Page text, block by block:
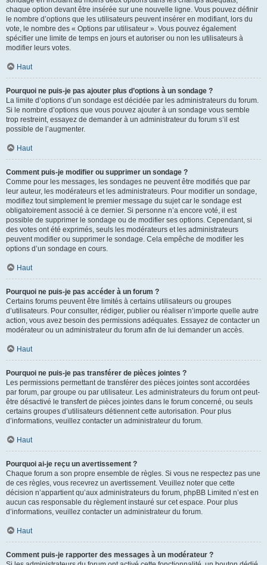
chaque option devant être insérée sur une nouvelle ligne. Vous pouvez définir
le nombre d’options que les utilisateurs peuvent insérer en modifiant, lors du
vote, le nombre des « Options par utilisateur ». Vous pouvez également
spécifier une limite de temps en jours et autoriser ou non les utilisateurs à
modifier leurs votes.
Haut
Pourquoi ne puis-je pas ajouter plus d’options à un sondage ?
La limite d’options d’un sondage est décidée par les administrateurs du forum.
Si le nombre d’options que vous pouvez ajouter à un sondage vous semble
trop restreint, essayez de demander à un administrateur du forum s’il est
possible de l’augmenter.
Haut
Comment puis-je modifier ou supprimer un sondage ?
Comme pour les messages, les sondages ne peuvent être modifiés que par
leur auteur, les modérateurs et les administrateurs. Pour modifier un sondage,
modifiez tout simplement le premier message du sujet car le sondage est
obligatoirement associé à ce dernier. Si personne n’a encore voté, il est
possible de supprimer le sondage ou de modifier ses options. Cependant, si
des votes ont été exprimés, seuls les modérateurs et les administrateurs
peuvent modifier ou supprimer le sondage. Cela empêche de modifier les
options d’un sondage en cours.
Haut
Pourquoi ne puis-je pas accéder à un forum ?
Certains forums peuvent être limités à certains utilisateurs ou groupes
d’utilisateurs. Pour consulter, rédiger, publier ou réaliser n’importe quelle autre
action, vous avez besoin des permissions adéquates. Essayez de contacter un
modérateur ou un administrateur du forum afin de lui demander un accès.
Haut
Pourquoi ne puis-je pas transférer de pièces jointes ?
Les permissions permettant de transférer des pièces jointes sont accordées
par forum, par groupe ou par utilisateur. Les administrateurs du forum ont peut-
être désactivé le transfert de pièces jointes dans le forum concerné, ou seuls
certains groupes d’utilisateurs détiennent cette autorisation. Pour plus
d’informations, veuillez contacter un administrateur du forum.
Haut
Pourquoi ai-je reçu un avertissement ?
Chaque forum a son propre ensemble de règles. Si vous ne respectez pas une
de ces règles, vous recevrez un avertissement. Veuillez noter que cette
décision n’appartient qu’aux administrateurs du forum, phpBB Limited n’est en
aucun cas responsable du règlement instauré sur cet espace. Pour plus
d’informations, veuillez contacter un administrateur du forum.
Haut
Comment puis-je rapporter des messages à un modérateur ?